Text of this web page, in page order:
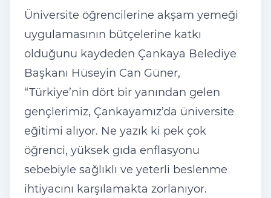
Üniversite öğrencilerine akşam yemeği
uygulamasının bütçelerine katkı
olduğunu kaydeden Çankaya Belediye
Başkanı Hüseyin Can Güner,
“Türkiye’nin dört bir yanından gelen
gençlerimiz, Çankayamız’da üniversite
eğitimi alıyor. Ne yazık ki pek çok
öğrenci, yüksek gıda enflasyonu
sebebiyle sağlıklı ve yeterli beslenme
ihtiyacını karşılamakta zorlanıyor.